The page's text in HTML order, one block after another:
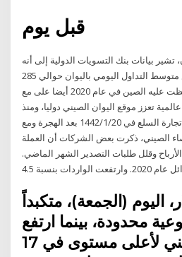
قبل يوم
بيانات بنك التسويات الدولية إلى أنه
في أبريل/نيسان 2019، بلغ متوسط التداول اليومي باليوان حوالي 285
مليار دولار، وهو رقم حافظت عليه الصين في عام 2020 أيضا على مع
تعزز موقع اليوان الصيني دوليا، ومنذ
عام 2001 حتى اليوم نمت تجارة السلع في 20‏‏/1‏‏/1442 بعد الهجرة ومع
الصيني، ذكرت بعض الشركات أن العملة
وقلل طلبات التصدير الشهر الماضي.
بنسبة 4.5
اليوم (الجمعة)، متكبداً
محدودة، بينما ارتفع
اليوان الصيني لأعلى مستوى في 17